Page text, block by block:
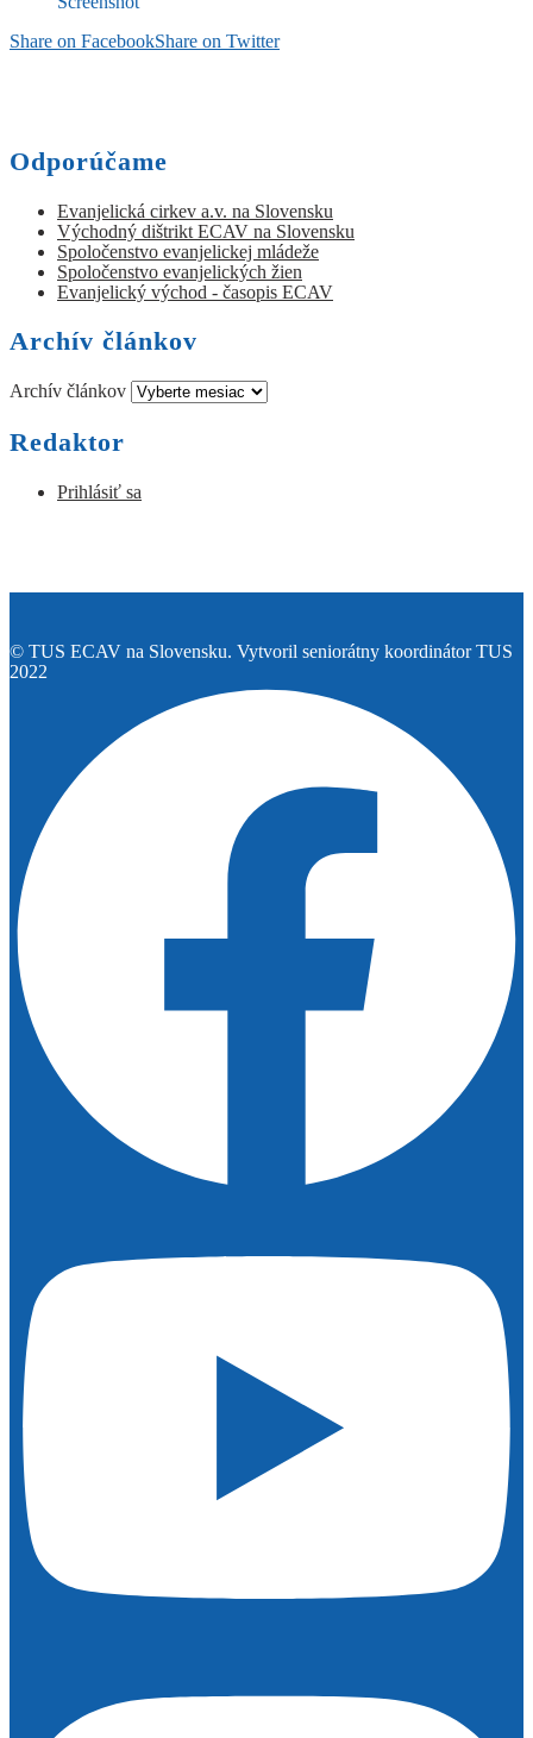
Share on FacebookShare on Twitter
Odporúčame
Evanjelická cirkev a.v. na Slovensku
Východný dištrikt ECAV na Slovensku
Spoločenstvo evanjelickej mládeže
Spoločenstvo evanjelických žien
Evanjelický východ - časopis ECAV
Archív článkov
Archív článkov
Redaktor
Prihlásiť sa
© TUS ECAV na Slovensku. Vytvoril seniorátny koordinátor TUS
2022